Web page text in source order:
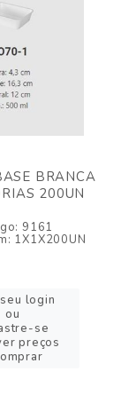
BRANCA
200UN
9161
1X1X200UN
login
ou
se
preços